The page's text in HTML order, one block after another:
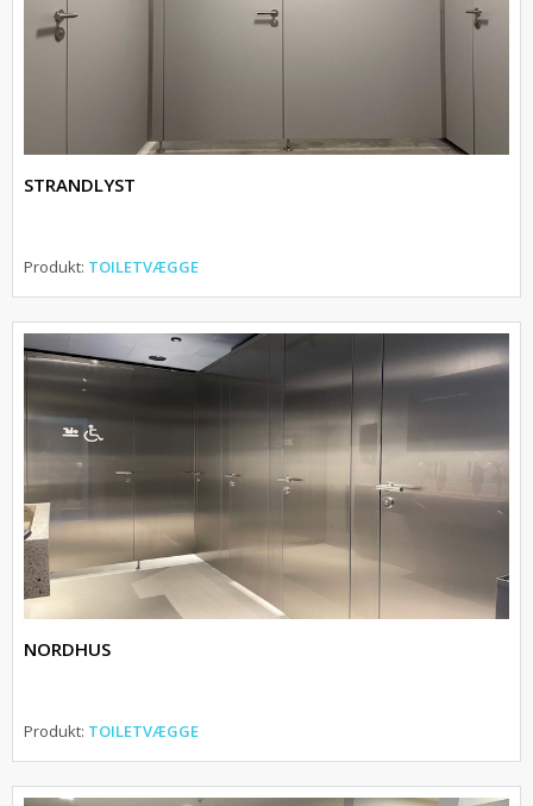
STRANDLYST
Produkt: TOILETVÆGGE
NORDHUS
Produkt: TOILETVÆGGE